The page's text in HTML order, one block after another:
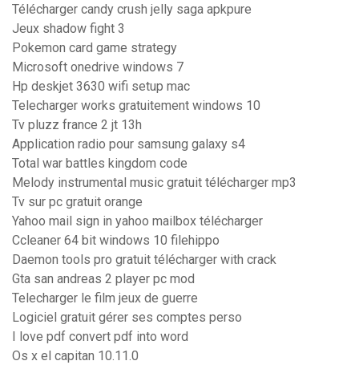
Télécharger candy crush jelly saga apkpure
Jeux shadow fight 3
Pokemon card game strategy
Microsoft onedrive windows 7
Hp deskjet 3630 wifi setup mac
Telecharger works gratuitement windows 10
Tv pluzz france 2 jt 13h
Application radio pour samsung galaxy s4
Total war battles kingdom code
Melody instrumental music gratuit télécharger mp3
Tv sur pc gratuit orange
Yahoo mail sign in yahoo mailbox télécharger
Ccleaner 64 bit windows 10 filehippo
Daemon tools pro gratuit télécharger with crack
Gta san andreas 2 player pc mod
Telecharger le film jeux de guerre
Logiciel gratuit gérer ses comptes perso
I love pdf convert pdf into word
Os x el capitan 10.11.0